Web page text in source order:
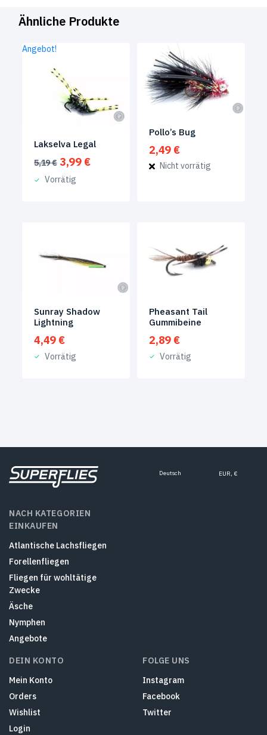
Ähnliche Produkte
Angebot!
Lakselva Legal
5,19€ Ursprünglicher
Preis
war:
3,99 €Aktueller
Vorrätig
Pollo’s Bug
2,49 €
Nicht vorrätig
Sunray Shadow
Lightning
4,49 €
Vorrätig
Pheasant Tail
Gummibeine
2,89 €
Vorrätig
Deutsch EUR, €
NACH KATEGORIEN
EINKAUFEN
Atlantische Lachsfliegen
Forellenfliegen
Fliegen für wohltätige
Zwecke
Äsche
Nymphen
Angebote
DEIN KONTO
Mein Konto
Orders
Wishlist
Login
FOLGE UNS
Instagram
Facebook
Twitter